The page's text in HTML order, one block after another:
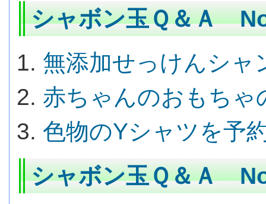
シャボン玉Ｑ＆Ａ
無添加せっけんシャ
赤ちゃんのおもちゃ
色物のYシャツを予
シャボン玉Ｑ＆Ａ